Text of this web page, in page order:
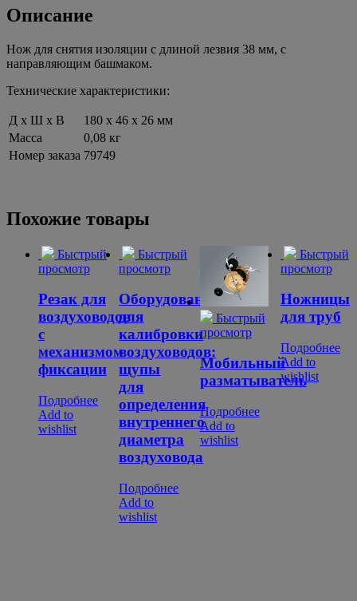
Описание
Нож для снятия изоляции с длиной лезвия 38 мм, с
направляющим башмаком.
Технические характеристики:
Д x Ш x В
180 х 46 х 26 мм
Масса
0,08 кг
Номер заказа 79749
Похожие товары
Быстрый
просмотр
Резак для
воздуховодов
с
механизмом
фиксации
Подробнее
Add to
wishlist
Быстрый
просмотр
Оборудование
для
калибровки
воздуховодов:
щупы
для
определения
внутреннего
диаметра
воздуховода
Подробнее
Add to
wishlist
Быстрый
просмотр
Мобильный
разматыватель
Подробнее
Add to
wishlist
Быстрый
просмотр
Ножницы
для труб
Подробнее
Add to
wishlist